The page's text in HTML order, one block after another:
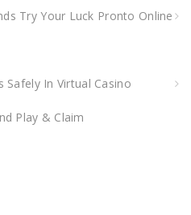
Try Your Luck Pronto Online
Safely In Virtual Casino
Play & Claim